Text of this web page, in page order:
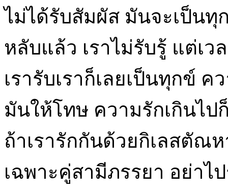
ไม่ได้รับสัมผัส มันจะเป็นทุ
หลับแล้ว เราไม่รับรู้ แต่เว
เรารับเราก็เลยเป็นทุกข์
มันให้โทษ ความรักเกินไป
ถ้าเรารักกันด้วยกิเลสตัณ
เฉพาะคู่สามีภรรยา อย่าไ